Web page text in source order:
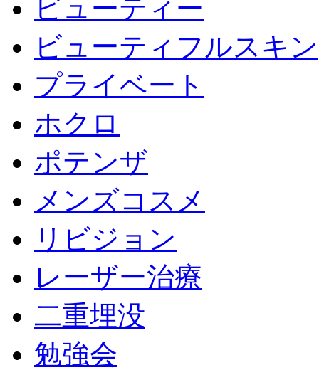
ビューティー
ビューティフルスキン
プライベート
ホクロ
ポテンザ
メンズコスメ
リビジョン
レーザー治療
二重埋没
勉強会